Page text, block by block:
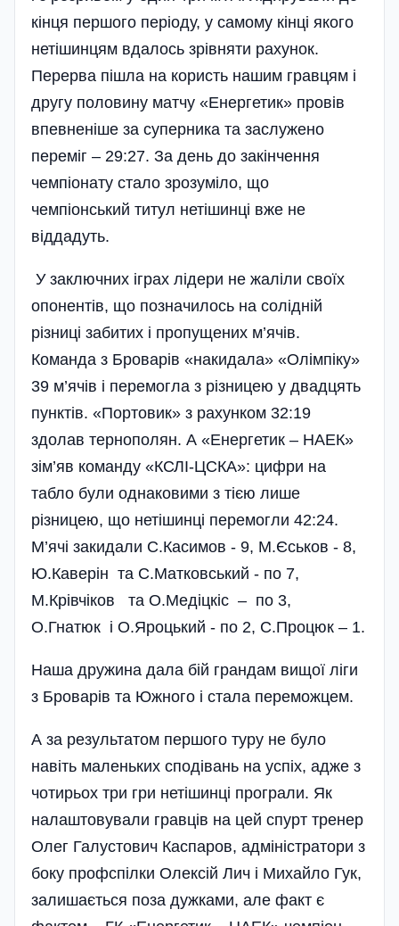
кінця першого періоду, у самому кінці якого
нетішинцям вдалось зрівняти рахунок.
Перерва пішла на користь нашим гравцям і
другу половину матчу «Енергетик» провів
впевненіше за суперника та заслужено
переміг – 29:27. За день до закінчення
чемпіонату стало зрозуміло, що
чемпіонський титул нетішинці вже не
віддадуть.
У заключних іграх лідери не жаліли своїх
опонентів, що позначилось на солідній
різниці забитих і пропущених м’ячів.
Команда з Броварів «накидала» «Олімпіку»
39 м’ячів і перемогла з різницею у двадцять
пунктів. «Портовик» з рахунком 32:19
здолав тернополян. А «Енергетик – НАЕК»
зім’яв команду «КСЛІ-ЦСКА»: цифри на
табло були однаковими з тією лише
різницею, що нетішинці перемогли 42:24.
М’ячі закидали С.Касимов - 9, М.Єськов - 8,
Ю.Каверін та С.Матковський - по 7,
М.Крівчіков та О.Медіцкіс – по 3,
О.Гнатюк і О.Яроцький - по 2, С.Процюк – 1.
Наша дружина дала бій грандам вищої ліги
з Броварів та Южного і стала переможцем.
А за результатом першого туру не було
навіть маленьких сподівань на успіх, адже з
чотирьох три гри нетішинці програли. Як
налаштовували гравців на цей спурт тренер
Олег Галустович Каспаров, адміністратори з
боку профспілки Олексій Лич і Михайло Гук,
залишається поза дужками, але факт є